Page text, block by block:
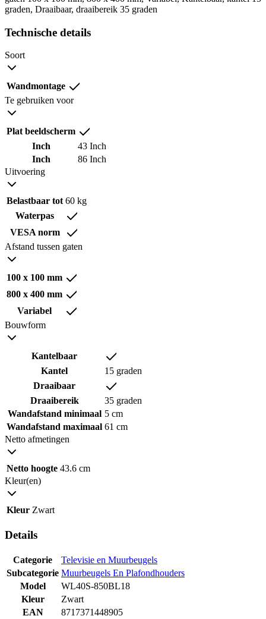
graden, Draaibaar, draaibereik 35 graden
Technische details
Soort
Wandmontage
Te gebruiken voor
Plat beeldscherm
Inch
43 Inch
Inch
86 Inch
Uitvoering
Belastbaar tot 60 kg
Waterpas
VESA norm
Afstand tussen gaten
100 x 100 mm
800 x 400 mm
Variabel
Bouwform
Kantelbaar
Kantel
15 graden
Draaibaar
Draaibereik
35 graden
Wandafstand minimaal 5 cm
Wandafstand maximaal 61 cm
Netto afmetingen
Netto hoogte 43.6 cm
Kleur(en)
Kleur Zwart
Details
Categorie
Televisie en Muurbeugels
Subcategorie Muurbeugels En Plafondhouders
Model
WL40S-850BL18
Kleur
Zwart
EAN
8717371448905